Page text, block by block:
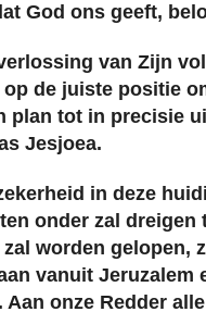
God ons geeft,
van Zijn
de juiste positie
plan tot in precisie
Jesjoea.
in deze
onder zal
worden gelopen,
vanuit
onze Redder